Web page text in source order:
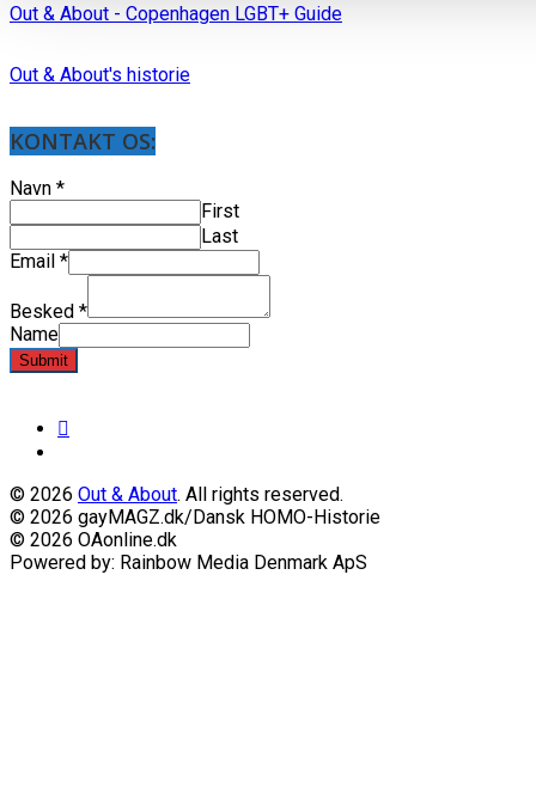
Out & About - Copenhagen LGBT+ Guide
Out & About's historie
KONTAKT OS:
Navn *
First
Last
Email *
Besked *
Name
Submit
© 2026 Out & About. All rights reserved.
© 2026 gayMAGZ.dk/Dansk HOMO-Historie
© 2026 OAonline.dk
Powered by: Rainbow Media Denmark ApS